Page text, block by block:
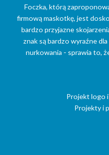
Foczka, którą
firmową maskotkę, jest
bardzo przyjazne
znak są bardzo wyraźne
nurkowania - sprawia to,
Projekt logo
Projekty i